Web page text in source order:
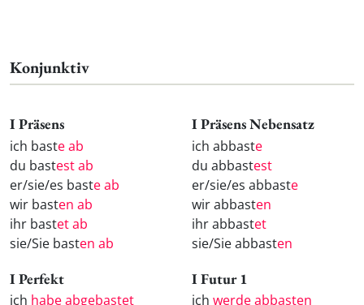
Konjunktiv
I Präsens
ich baste ab
du bastest ab
er/sie/es baste ab
wir basten ab
ihr bastet ab
sie/Sie basten ab
I Präsens Nebensatz
ich abbaste
du abbastest
er/sie/es abbaste
wir abbasten
ihr abbastet
sie/Sie abbasten
I Perfekt
ich habe abgebastet
I Futur 1
ich werde abbasten